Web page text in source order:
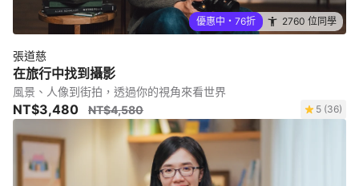
優惠中・76折 2760 位同學
張道慈
在旅行中找到攝影
風景、人像到街拍，透過你的視角來看世界
NT$3,480 NT$4,580 5 (36)